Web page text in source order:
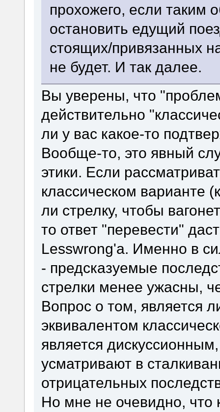
прохожего, если таким
остановить едущий
стоящих/привязанных
не будет. И так далее.
Вы уверены, что
действительно
ли у вас какое-то
Вообще-то, это явный
этики. Если
классическом варианте
ли стрелку, чтобы
то ответ "перевести"
Lesswrong'а. Именно в
- предсказуемые
стрелки менее ужасны,
Вопрос о том, является
эквивалентом
является
усматривают в
отрицательных
Но мне не очевидно, что